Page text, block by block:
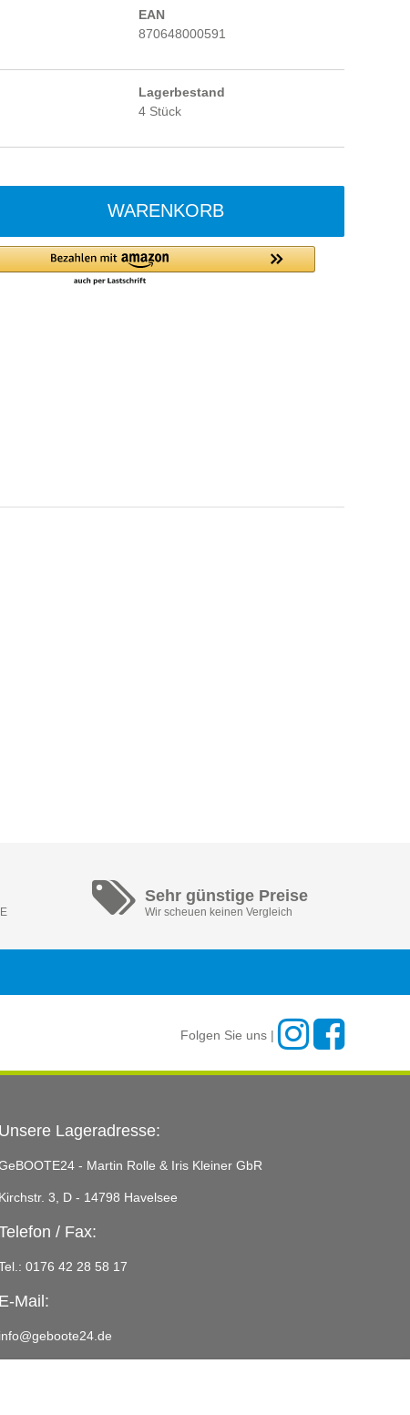
EAN
870648000591
Lagerbestand
4 Stück
WARENKORB
Sehr günstige Preise
Wir scheuen keinen Vergleich
Folgen Sie uns |
Unsere Lageradresse:
- Martin Rolle & Iris Kleiner GbR
Kirchstr. 3, D - 14798 Havelsee
/ Fax:
0176 42 28 58 17
E-Mail:
info@geboote24.de